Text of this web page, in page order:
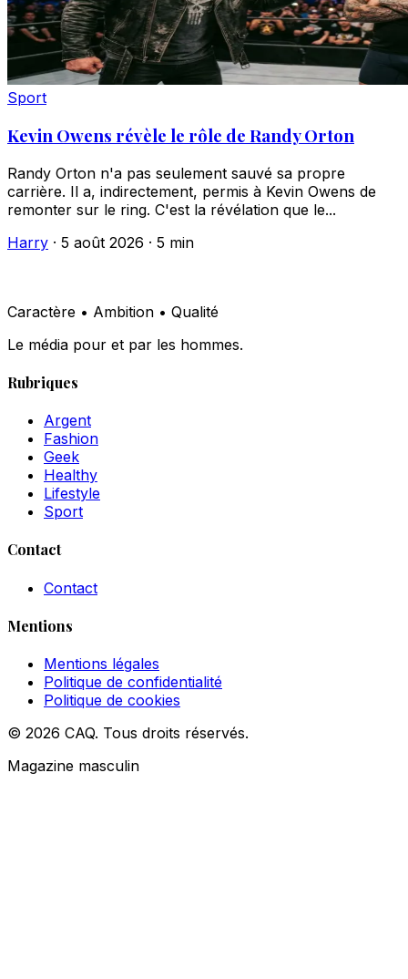
Sport
Kevin Owens révèle le rôle de Randy Orton
Randy Orton n'a pas seulement sauvé sa propre
carrière. Il a, indirectement, permis à Kevin Owens de
remonter sur le ring. C'est la révélation que le...
Harry · 5 août 2026 · 5 min
Caractère • Ambition • Qualité
Le média pour et par les hommes.
Rubriques
Argent
Fashion
Geek
Healthy
Lifestyle
Sport
Contact
Contact
Mentions
Mentions légales
Politique de confidentialité
Politique de cookies
© 2026 CAQ. Tous droits réservés.
Magazine masculin